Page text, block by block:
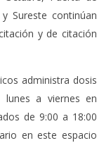
Sureste continúan
y de citación
administra dosis
lunes a viernes en
de 9:00 a 18:00
en este espacio